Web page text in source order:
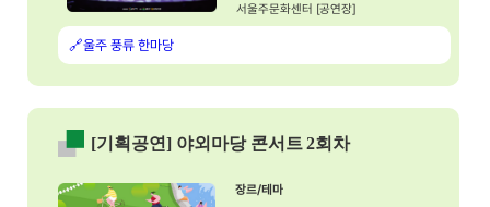
서울주문화센터 [공연장]
🔗울주 풍류 한마당
[기획공연] 야외마당 콘서트 2회차
장르/테마